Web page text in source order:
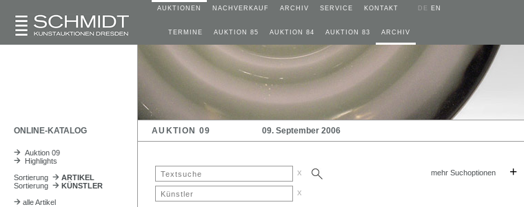
AUKTIONEN NACHVERKAUF ARCHIV SERVICE KONTAKT DE EN
TERMINE AUKTION 85 AUKTION 84 AUKTION 83 ARCHIV
ONLINE-KATALOG AUKTION 09 09. September 2006
Auktion 09
Highlights
Sortierung
ARTIKEL
Sortierung
KÜNSTLER
alle Artikel
x mehr Suchoptionen +
x